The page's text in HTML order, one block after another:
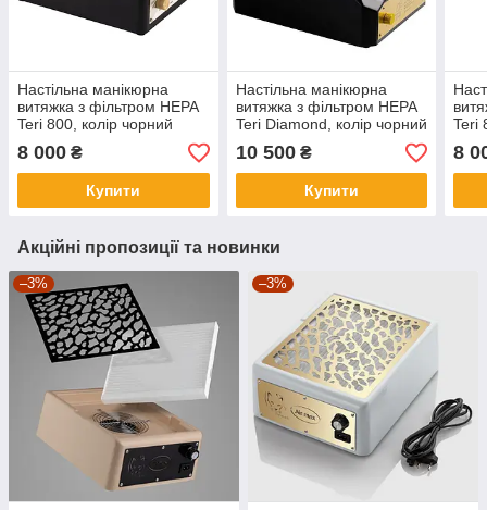
Настільна манікюрна
витяжка з фільтром HEPA
Teri 800, колір чорний
8 000 ₴
Купити
Настільна манікюрна
витяжка з фільтром HEPA
Teri Diamond, колір чорний
10 500₴
Купити
Teri
8
Акційні пропозиції та новинки
–3% –3%